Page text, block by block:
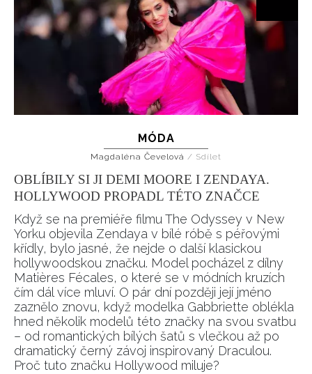
MÓDA
Magdaléna Čevelová / Sdílet
OBLÍBILY SI JI DEMI MOORE I ZENDAYA.
HOLLYWOOD PROPADL TÉTO ZNAČCE
Když se na premiéře filmu The Odyssey v New
Yorku objevila Zendaya v bílé róbě s péřovými
křídly, bylo jasné, že nejde o další klasickou
hollywoodskou značku. Model pocházel z dílny
Matières Fécales, o které se v módních kruzích
čím dál více mluví. O pár dní později její jméno
zaznělo znovu, když modelka Gabbriette oblékla
hned několik modelů této značky na svou svatbu
– od romantických bílých šatů s vlečkou až po
dramatický černý závoj inspirovaný Draculou.
Proč tuto značku Hollywood miluje?